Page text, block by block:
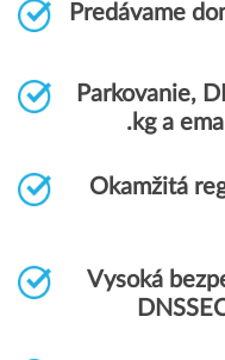
Predávame
Parkovanie,
.kg a
Okamžitá
Vysoká